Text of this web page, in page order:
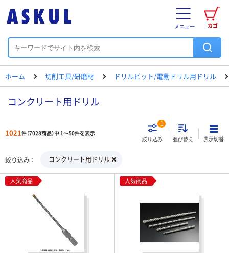
カゴ
メニュー
ホーム 切削工具/研磨材 ドリルビット/電動ドリル用ドリル
コンクリート用ドリル
1021件（7028商品）中 1～50件を表示
絞り込み
1
並び替え 表示切替
絞り込み コンクリート用ドリル
人気商品 人気商品